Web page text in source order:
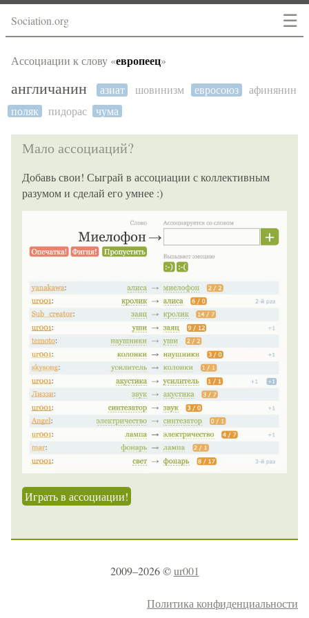
☰
Sociation.org
Ассоциации к слову «европеец»
англичанин азиат шовинизм евросоюз
афинянин
поляк
пидорас чума
Мало ассоциаций?
Добавь свои! Сыграй в ассоциации с коллективным
разумом и сделай его умнее :)
Играть в ассоциации!
2009–2026 ©ur001
Политика конфиденциальности